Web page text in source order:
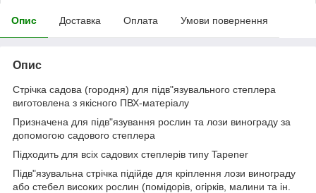
Опис Доставка Оплата Умови повернення
Опис
Стрічка садова (городня) для підв"язувального степлера
виготовлена з якісного ПВХ-матеріалу
Призначена для підв"язування рослин та лози винограду за
допомогою садового степлера
Підходить для всіх садових степлерів типу Tapener
Підв"язувальна стрічка підійде для кріплення лози винограду
або стебел високих рослин (помідорів, огірків, малини та ін.